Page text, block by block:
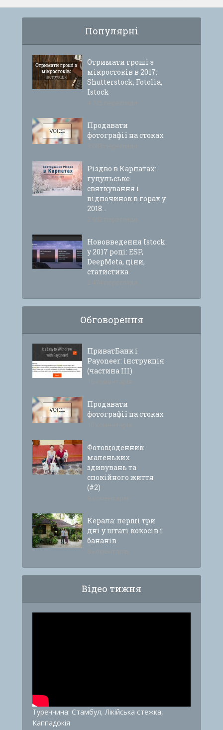
Популярні
Отримати гроші з
мікростоків в 2017:
Shutterstock, Fotolia,
Istock
Продавати
фотографії на стоках
Різдво в Карпатах:
гуцульське
святкування і
відпочинок в горах у
2018...
Нововведення Istock
у 2017 році: ESP,
DeepMeta, ціни,
статистика
Обговорення
ПриватБанк і
Payoneer: інструкція
(частина ІІІ)
Продавати
фотографії на стоках
Фотощоденник
маленьких
здивувань та
спокійного життя
(#2)
Керала: перші три
дні у штаті кокосів і
бананів
Відео тижня
Туреччина: Стамбул, Лікійська стежка,
Каппадокія